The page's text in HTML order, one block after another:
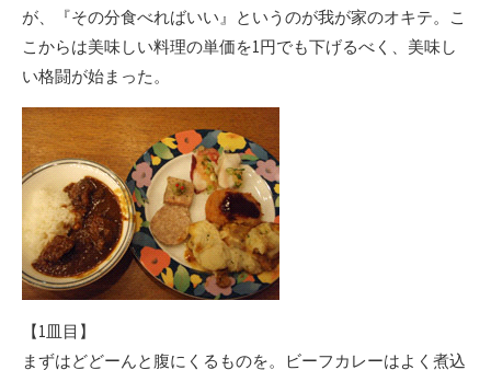
が、『その分食べればいい』というのが我が家のオキテ。こ
こからは美味しい料理の単価を1円でも下げるべく、美味し
い格闘が始まった。
【1皿目】
まずはどどーんと腹にくるものを。ビーフカレーはよく煮込